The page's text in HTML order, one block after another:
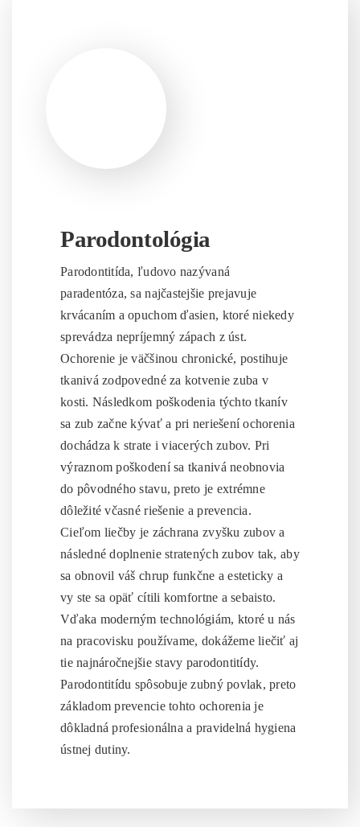
Parodontológia
Parodontitída, ľudovo nazývaná
paradentóza, sa najčastejšie prejavuje
krvácaním a opuchom ďasien, ktoré niekedy
sprevádza nepríjemný zápach z úst.
Ochorenie je väčšinou chronické, postihuje
tkanivá zodpovedné za kotvenie zuba v
kosti. Následkom poškodenia týchto tkanív
sa zub začne kývať a pri neriešení ochorenia
dochádza k strate i viacerých zubov. Pri
výraznom poškodení sa tkanivá neobnovia
do pôvodného stavu, preto je extrémne
dôležité včasné riešenie a prevencia.
Cieľom liečby je záchrana zvyšku zubov a
následné doplnenie stratených zubov tak, aby
sa obnovil váš chrup funkčne a esteticky a
vy ste sa opäť cítili komfortne a sebaisto.
Vďaka moderným technológiám, ktoré u nás
na pracovisku používame, dokážeme liečiť aj
tie najnáročnejšie stavy parodontitídy.
Parodontitídu spôsobuje zubný povlak, preto
základom prevencie tohto ochorenia je
dôkladná profesionálna a pravidelná hygiena
ústnej dutiny.